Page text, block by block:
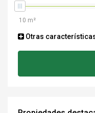
Otras